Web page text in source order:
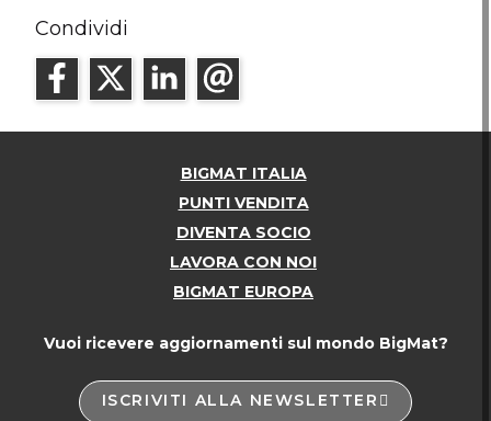
Condividi
BIGMAT ITALIA
PUNTI VENDITA
DIVENTA SOCIO
LAVORA CON NOI
BIGMAT EUROPA
Vuoi ricevere aggiornamenti sul mondo BigMat?
ISCRIVITI ALLA NEWSLETTER